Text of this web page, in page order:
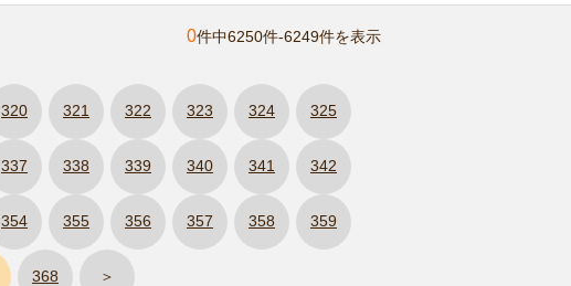
0件中6250件-6249件を表示
320 321 322 323 324 325
337 338 339 340 341 342
354 355 356 357 358 359
368 ＞